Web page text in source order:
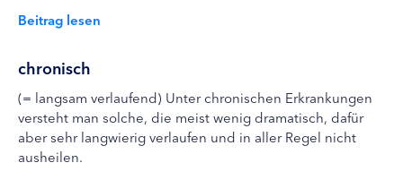
Beitrag lesen
chronisch
(= langsam verlaufend) Unter chronischen Erkrankungen
versteht man solche, die meist wenig dramatisch, dafür
aber sehr langwierig verlaufen und in aller Regel nicht
ausheilen.